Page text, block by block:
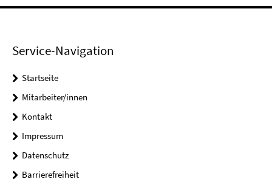
Service-Navigation
Startseite
Mitarbeiter/innen
Kontakt
Impressum
Datenschutz
Barrierefreiheit